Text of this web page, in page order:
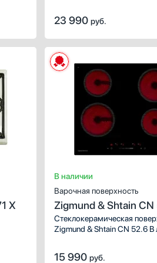
23 990 руб.
ХАРАКТЕРИСТИКИ
Габариты (ВхШхГ), см:
Панель конфорок:
нержавеющая
Общее количество конфорок:
X
В наличии
Варочная поверхность
Zigmund & Shtain CN
Стеклокерамическая
Zigmund & Shtain CN 52.6 B
и стеклокерамики от
15 990 руб.